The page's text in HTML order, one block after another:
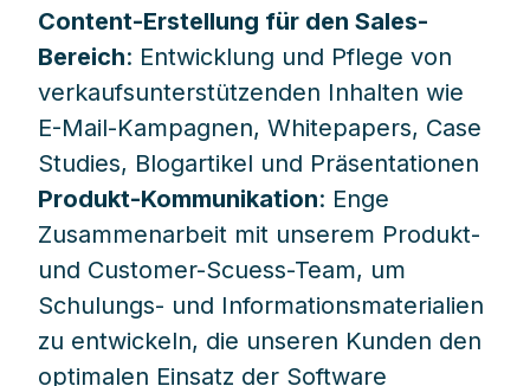
Content-Erstellung für den Sales-
Bereich: Entwicklung und Pflege von
verkaufsunterstützenden Inhalten wie
E-Mail-Kampagnen, Whitepapers, Case
Studies, Blogartikel und Präsentationen
Produkt-Kommunikation: Enge
Zusammenarbeit mit unserem Produkt-
und Customer-Scuess-Team, um
Schulungs- und Informationsmaterialien
zu entwickeln, die unseren Kunden den
optimalen Einsatz der Software